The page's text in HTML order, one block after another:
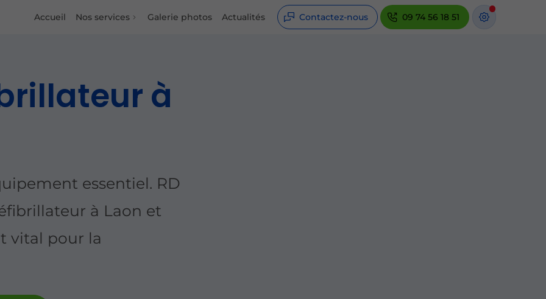
Accueil Nos services Galerie photos Actualités Contactez-nous 09 74 56 18 51
à
essentiel. RD
à Laon et
vital pour la